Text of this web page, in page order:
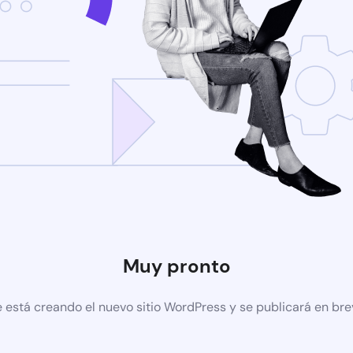
Muy pronto
está creando el nuevo sitio WordPress y se publicará en